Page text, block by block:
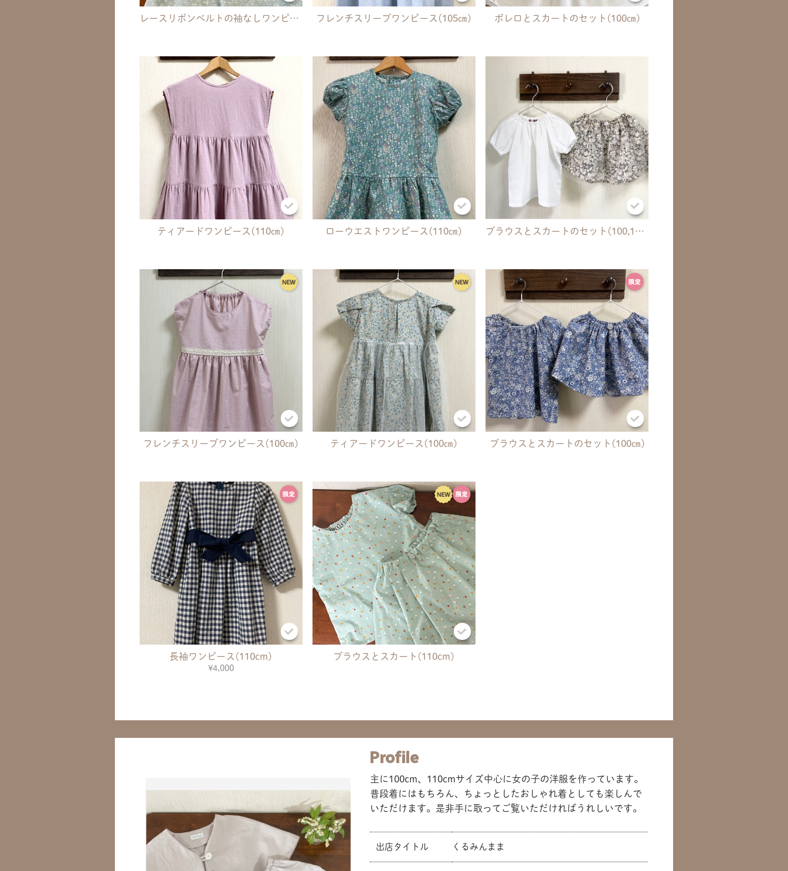
レースリボンベルトの袖なしワンピース(110㎝) フレンチスリーブワンピース(105㎝) ボレロとスカートのセット(100㎝)
ティアードワンピース(110㎝) ローウエストワンピース(110㎝) ブラウスとスカートのセット(100,110㎝)
フレンチスリーブワンピース(100㎝) ティアードワンピース(100㎝) ブラウスとスカートのセット(100㎝)
長袖ワンピース(110cm)
¥4,000
ブラウスとスカート(110cm)
Profile
主に100cm、110cmサイズ中心に女の子の洋服を作っています。
普段着にはもちろん、ちょっとしたおしゃれ着としても楽しんで
いただけます。是非手に取ってご覧いただければうれしいです。
出店タイトル くるみんまま
共有方法を選択